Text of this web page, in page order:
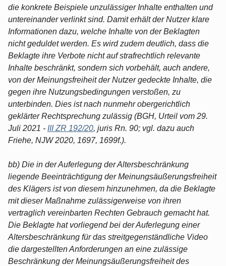
die konkrete Beispiele unzulässiger Inhalte enthalten und
untereinander verlinkt sind. Damit erhält der Nutzer klare
Informationen dazu, welche Inhalte von der Beklagten
nicht geduldet werden. Es wird zudem deutlich, dass die
Beklagte ihre Verbote nicht auf strafrechtlich relevante
Inhalte beschränkt, sondern sich vorbehält, auch andere,
von der Meinungsfreiheit der Nutzer gedeckte Inhalte, die
gegen ihre Nutzungsbedingungen verstoßen, zu
unterbinden. Dies ist nach nunmehr obergerichtlich
geklärter Rechtsprechung zulässig (BGH, Urteil vom 29.
Juli 2021 - III ZR 192/20, juris Rn. 90; vgl. dazu auch
Friehe, NJW 2020, 1697, 1699f.).
bb) Die in der Auferlegung der Altersbeschränkung
liegende Beeinträchtigung der Meinungsäußerungsfreiheit
des Klägers ist von diesem hinzunehmen, da die Beklagte
mit dieser Maßnahme zulässigerweise von ihren
vertraglich vereinbarten Rechten Gebrauch gemacht hat.
Die Beklagte hat vorliegend bei der Auferlegung einer
Altersbeschränkung für das streitgegenständliche Video
die dargestellten Anforderungen an eine zulässige
Beschränkung der Meinungsäußerungsfreiheit des